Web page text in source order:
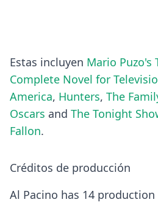
Estas incluyen Mario Puzo's
Complete Novel for
America, Hunters, The
Oscars and The Tonight
Fallon.
Créditos de producción
Al Pacino has 14